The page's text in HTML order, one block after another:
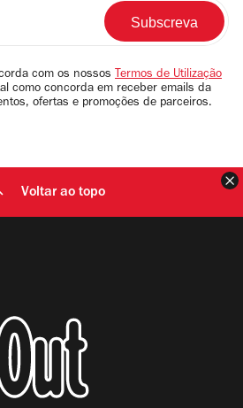
com os nossos Termos de Utilização
como concorda em receber emails da
ofertas e promoções de parceiros.
Voltar ao topo